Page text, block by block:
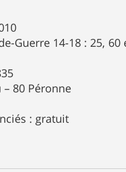
Guerre 14-18 : 25,
80 Péronne
: gratuit